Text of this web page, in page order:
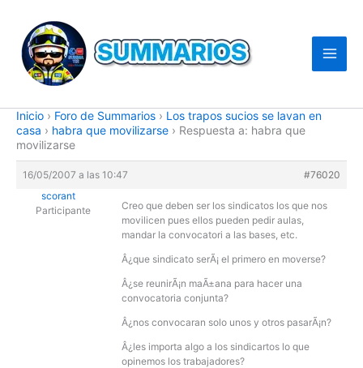
contenido
Inicio › Foro de Summarios › Los trapos sucios se lavan en
casa › habra que movilizarse › Respuesta a: habra que
movilizarse
16/05/2007 a las 10:47
#76020
scorant
Participante
Creo que deben ser los sindicatos los que nos
movilicen pues ellos pueden pedir aulas,
mandar la convocatori a las bases, etc.
Â¿que sindicato serÃ¡ el primero en moverse?
Â¿se reunirÃ¡n maÃ±ana para hacer una
convocatoria conjunta?
Â¿nos convocaran solo unos y otros pasarÃ¡n?
Â¿les importa algo a los sindicartos lo que
opinemos los trabajadores?